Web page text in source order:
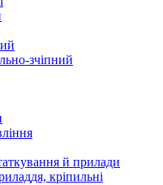
зчіпний
й прилади
кріпильні